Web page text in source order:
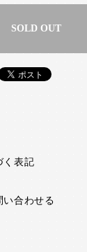
SOLD OUT
く表記
い合わせる